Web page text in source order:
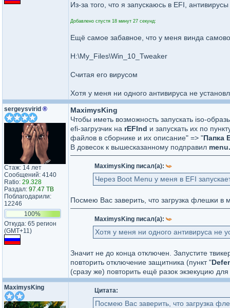
Из-за того, что я запускаюсь в EFI,
Добавлено спустя 18 минут 27 секунд:
Ещё самое забавное, что у меня винда
H:\My_Files\Win_10_Tweaker
Считая его вирусом
Хотя у меня ни одного антивируса не
sergeysvirid ®
Стаж: 14 лет
Сообщений: 4140
Ratio: 29.328
Раздал: 97.47 TB
Поблагодарили:
12246
100%
Откуда: 65 регион
(GMT+11)
MaximysKing
Чтобы иметь возможность запускать iso-
efi-загрузчик на rEFInd и запускать их по
файлов в сборнике и их описание" => "Папка
В довесок к вышесказанному подправил
MaximysKing писал(а):
Через Boot Menu у меня в EFI
Посмею Вас заверить, что загрузка флешки в
MaximysKing писал(а):
Хотя у меня ни одного антивируса не
Значит не до конца отключен. Запустите
повторить отключение защитника (пункт "
(сразу же) повторить ещё разок экзекуцию
MaximysKing Цитата:
Посмею Вас заверить, что загрузка